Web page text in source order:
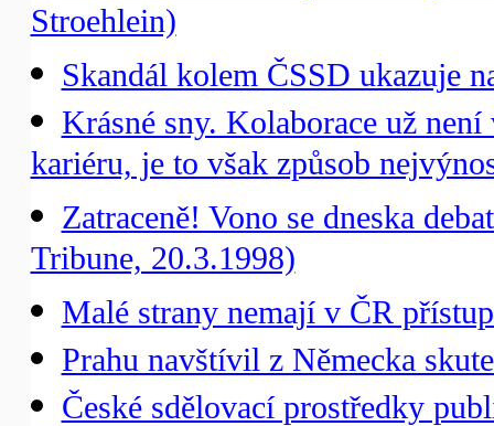
Stroehlein)
Skandál kolem ČSSD ukazuje
Krásné sny. Kolaborace už
kariéru, je to však způsob
Zatraceně! Vono se dneska
Tribune, 20.3.1998)
Malé strany nemají v ČR
Prahu navštívil z Německa
České sdělovací prostředky